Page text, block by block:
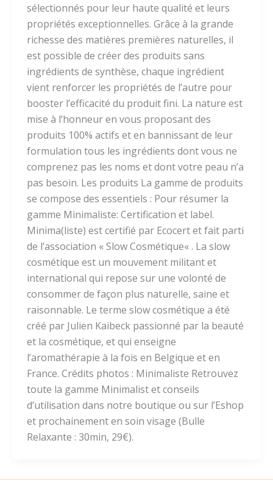
sélectionnés pour leur haute qualité et leurs
propriétés exceptionnelles. Grâce à la grande
richesse des matières premières naturelles, il
est possible de créer des produits sans
ingrédients de synthèse, chaque ingrédient
vient renforcer les propriétés de l’autre pour
booster l’efficacité du produit fini. La nature est
mise à l’honneur en vous proposant des
produits 100% actifs et en bannissant de leur
formulation tous les ingrédients dont vous ne
comprenez pas les noms et dont votre peau n’a
pas besoin. Les produits La gamme de produits
se compose des essentiels : Pour résumer la
gamme Minimaliste: Certification et label.
Minima(liste) est certifié par Ecocert et fait parti
de l’association « Slow Cosmétique« . La slow
cosmétique est un mouvement militant et
international qui repose sur une volonté de
consommer de façon plus naturelle, saine et
raisonnable. Le terme slow cosmétique a été
créé par Julien Kaibeck passionné par la beauté
et la cosmétique, et qui enseigne
l’aromathérapie à la fois en Belgique et en
France. Crédits photos : Minimaliste Retrouvez
toute la gamme Minimalist et conseils
d’utilisation dans notre boutique ou sur l’Eshop
et prochainement en soin visage (Bulle
Relaxante : 30min, 29€).